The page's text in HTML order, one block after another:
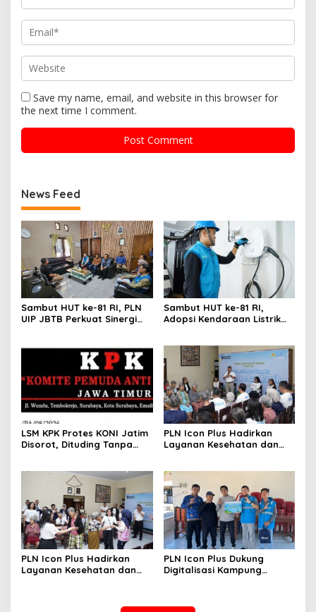
Save my name, email, and website in this browser for
the next time I comment.
News Feed
Sambut HUT ke-81 RI, PLN
UIP JBTB Perkuat Sinergi
Sambut HUT ke-81 RI,
Adopsi Kendaraan Listrik
Charging Services PLN
LSM KPK Protes KONI Jatim
Disorot, Dituding Tanpa
PLN Icon Plus Hadirkan
Layanan Kesehatan dan
PLN Icon Plus Hadirkan
Layanan Kesehatan dan
PLN Icon Plus Dukung
Digitalisasi Kampung